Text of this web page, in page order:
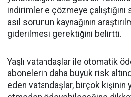
indirimlerle çözmeye çalıştığını
asıl sorunun kaynağının
giderilmesi gerektiğini belirtti.
Yaşlı vatandaşlar ile otomatik
abonelerin daha büyük risk
eden vatandaşlar, birçok kişinin